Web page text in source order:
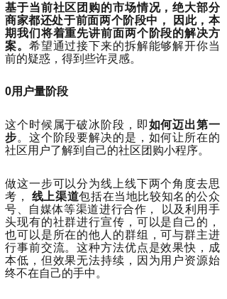
基于当前社区团购的市场情况，绝大部分
商家都还处于前面两个阶段中， 因此，本
期我们将着重先讲前面两个阶段的解决方
案。 希望通过接下来的拆解能够解开你当
前的疑惑，得到些许灵感。
0用户量阶段
这个时候属于破冰阶段，即如何迈出第一
步。这个阶段要解决的是，如何让所在的
社区用户了解到自己的社区团购小程序。
做这一步可以分为线上线下两个角度去思
考， 线上渠道包括在当地比较知名的公众
号、自媒体等渠道进行合作， 以及利用手
头现有的社群进行宣传，可以是自己的，
也可以是所在的他人的群组，可与群主进
行事前交流。这种方法优点是效果快，成
本低，但效果无法持续，因为用户资源始
终不在自己的手中。